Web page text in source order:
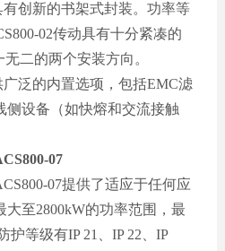
创新的书架式封装。功率等
02传动具有十分紧凑的
二的两个安装方向。
泛的内置选项，包括EMC滤
侧设备（如快熔和交流接触
07
07提供了适应于任何应
大至2800kW的功率范围，最
护等级有IP 21、IP 22、IP